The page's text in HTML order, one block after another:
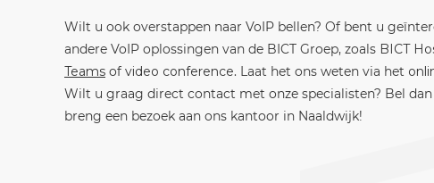
Wilt u ook overstappen naar VoIP bellen? Of bent u
andere VoIP oplossingen van de BICT Groep, zoals BICT
Teams of video conference. Laat het ons weten via het
Wilt u graag direct contact met onze specialisten? Bel dan
breng een bezoek aan ons kantoor in Naaldwijk!